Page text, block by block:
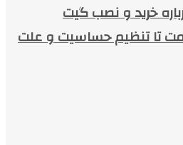
خرید و نصب گیت
تا تنظیم حساسیت و علت